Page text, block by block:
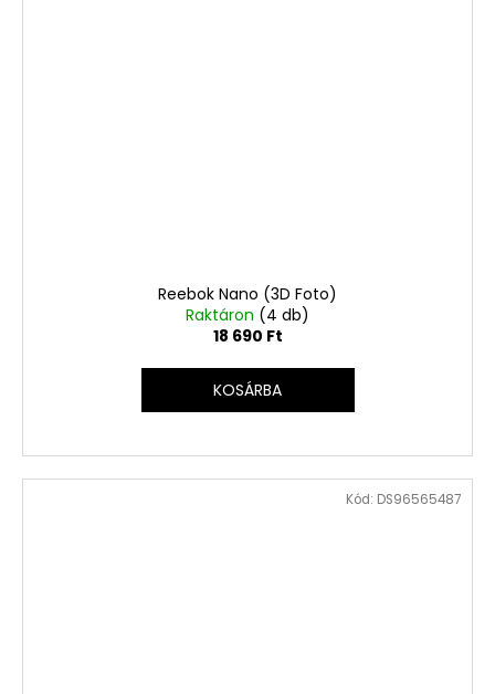
Reebok Nano (3D Foto)
Raktáron (4 db)
18 690 Ft
KOSÁRBA
Kód: DS96565487